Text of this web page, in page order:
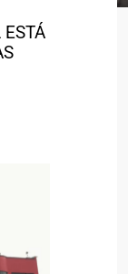
ESTÁ